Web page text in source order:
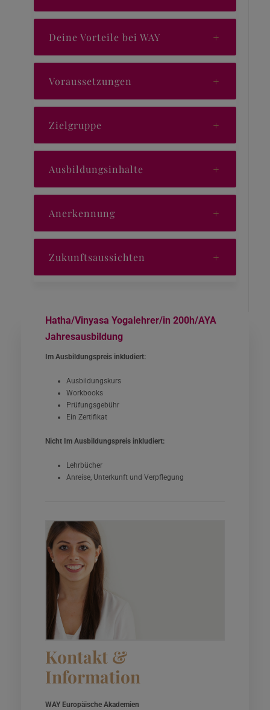
Deine Vorteile bei WAY
Voraussetzungen
Zielgruppe
Ausbildungsinhalte
Anerkennung
Zukunftsaussichten
Hatha/Vinyasa Yogalehrer/in 200h/AYA
Jahresausbildung
Im Ausbildungspreis inkludiert:
Ausbildungskurs
Workbooks
Prüfungsgebühr
Ein Zertifikat
Nicht Im Ausbildungspreis inkludiert:
Lehrbücher
Anreise, Unterkunft und Verpflegung
Kontakt &
Information
WAY Europäische Akademien